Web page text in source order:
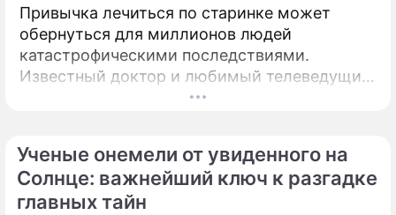
Привычка лечиться по старинке может
обернуться для миллионов людей
катастрофическими последствиями.
Известный доктор и любимый телеведущий
миллионов Александр Мясников обратил
перечеркнул все наши прошлые
представления о здоровье.
Ученые онемели от увиденного на
Солнце: важнейший ключ к разгадке
главных тайн